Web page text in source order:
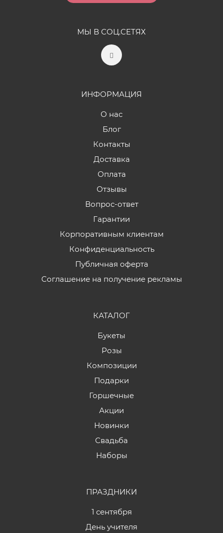
МЫ В СОЦ.СЕТЯХ
ИНФОРМАЦИЯ
О нас
Блог
Контакты
Доставка
Оплата
Отзывы
Вопрос-ответ
Гарантии
Корпоративным клиентам
Конфиденциальность
Публичная оферта
Соглашение на получение рекламы
КАТАЛОГ
Букеты
Розы
Композиции
Подарки
Горшечные
Акции
Новинки
Свадьба
Наборы
ПРАЗДНИКИ
1 сентября
День учителя